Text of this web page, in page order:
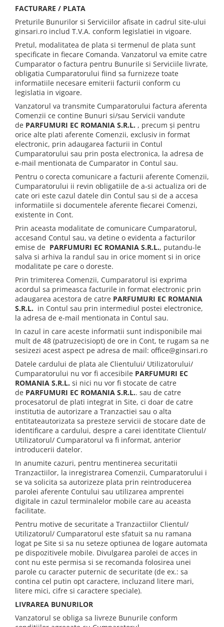
FACTURARE / PLATA
Preturile Bunurilor si Serviciilor afisate in cadrul site-ului
ginsari.ro includ T.V.A. conform legislatiei in vigoare.
Pretul, modalitatea de plata si termenul de plata sunt
specificate in fiecare Comanda. Vanzatorul va emite catre
Cumparator o factura pentru Bunurile si Serviciile livrate,
obligatia Cumparatorului fiind sa furnizeze toate
informatiile necesare emiterii facturii conform cu
legislatia in vigoare.
Vanzatorul va transmite Cumparatorului factura aferenta
Comenzii ce contine Bunuri si/sau Servicii vandute
de PARFUMURI EC ROMANIA S.R.L. , precum şi pentru
orice alte plati aferente Comenzii, exclusiv in format
electronic, prin adaugarea facturii in Contul
Cumparatorului sau prin posta electronica, la adresa de
e-mail mentionata de Cumparator in Contul sau.
Pentru o corecta comunicare a facturii aferente Comenzii,
Cumparatorului ii revin obligatiile de a-si actualiza ori de
cate ori este cazul datele din Contul sau si de a accesa
informatiile si documentele aferente fiecarei Comenzi,
existente in Cont.
Prin aceasta modalitate de comunicare Cumparatorul,
accesand Contul sau, va detine o evidenta a facturilor
emise de PARFUMURI EC ROMANIA S.R.L., putandu-le
salva si arhiva la randul sau in orice moment si in orice
modalitate pe care o doreste.
Prin trimiterea Comenzii, Cumparatorul isi exprima
acordul sa primeasca facturile in format electronic prin
adaugarea acestora de catre PARFUMURI EC ROMANIA
S.R.L. in Contul sau prin intermediul postei electronice,
la adresa de e-mail mentionata in Contul sau.
In cazul in care aceste informatii sunt indisponibile mai
mult de 48 (patruzecisiopt) de ore in Cont, te rugam sa ne
sesizezi acest aspect pe adresa de mail: office@ginsari.ro
Datele cardului de plata ale Clientului/ Utilizatorului/
Cumparatorului nu vor fi accesibile PARFUMURI EC
ROMANIA S.R.L. si nici nu vor fi stocate de catre
de PARFUMURI EC ROMANIA S.R.L.. sau de catre
procesatorul de plati integrat in Site, ci doar de catre
institutia de autorizare a Tranzactiei sau o alta
entitateautorizata sa presteze servicii de stocare date de
identificare a cardului, despre a carei identitate Clientul/
Utilizatorul/ Cumparatorul va fi informat, anterior
introducerii datelor.
In anumite cazuri, pentru mentinerea securitatii
Tranzactiilor, la inregistrarea Comenzii, Cumparatorului i
se va solicita sa autorizeze plata prin reintroducerea
parolei aferente Contului sau utilizarea amprentei
digitale in cazul terminalelor mobile care au aceasta
facilitate.
Pentru motive de securitate a Tranzactiilor Clientul/
Utilizatorul/ Cumparatorul este sfatuit sa nu ramana
logat pe Site si sa nu seteze optiunea de logare automata
pe dispozitivele mobile. Divulgarea parolei de acces in
cont nu este permisa si se recomanda folosirea unei
parole cu caracter puternic de securitate (de ex.: sa
contina cel putin opt caractere, incluzand litere mari,
litere mici, cifre si caractere speciale).
LIVRAREA BUNURILOR
Vanzatorul se obliga sa livreze Bunurile conform